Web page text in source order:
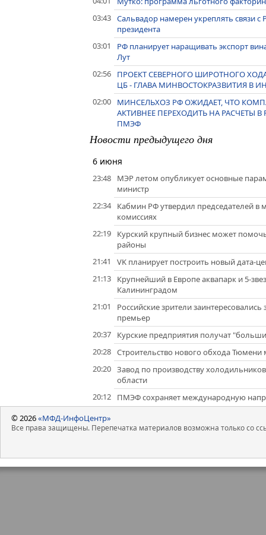
03:43 Сальвадор намерен укреплять связи с
президента
03:01
РФ планирует наращивать экспорт
Лут
02:56
ПРОЕКТ СЕВЕРНОГО ШИРОТНОГО
ЦБ - ГЛАВА МИНВОСТОКРАЗВИТИЯ В
02:00
МИНСЕЛЬХОЗ РФ ОЖИДАЕТ, ЧТО
АКТИВНЕЕ ПЕРЕХОДИТЬ НА РАСЧЕТЫ В
ПМЭФ
Новости предыдущего дня
6 июня
23:48
МЭР летом опубликует основные
министр
22:34
Кабмин РФ утвердил председателей в
комиссиях
22:19
Курский крупный бизнес может
районы
21:41
VK планирует построить новый дата-
21:13
Крупнейший в Европе аквапарк и 5-
Калининградом
21:01
Российские зрители
премьер
20:37
Курские предприятия получат
20:28 Строительство нового обхода Тюмени
20:20 Завод по производству
области
20:12
ПМЭФ сохраняет международную
© 2026«МФД-ИнфоЦентр»
Все права защищены. Перепечатка материалов возможна только со